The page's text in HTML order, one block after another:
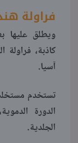
فراولة
ويطلق عليها
كاذبة،
آسيا.
تستخدم
الدورة
الجلدية.